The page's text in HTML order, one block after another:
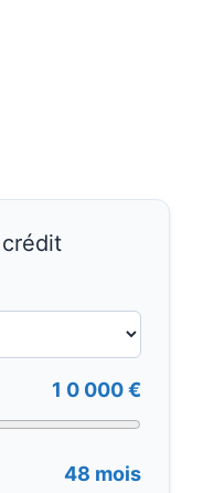
1 0 000 €
48 mois